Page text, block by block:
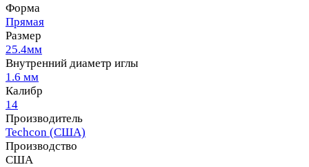
Форма
Прямая
Размер
25.4мм
Внутренний диаметр иглы
1.6 мм
Калибр
14
Производитель
Techcon (США)
Производство
США